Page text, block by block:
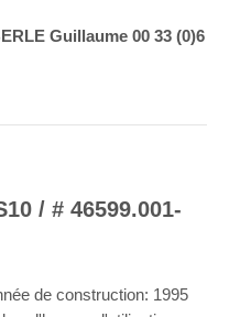
Guillaume 00 33 (0)6
/ # 46599.001-
de construction: 1995